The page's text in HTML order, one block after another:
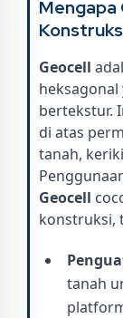
Mengapa
Geocell
bertekstur.
di atas
tanah,
Geocell
konstruksi,
tanah